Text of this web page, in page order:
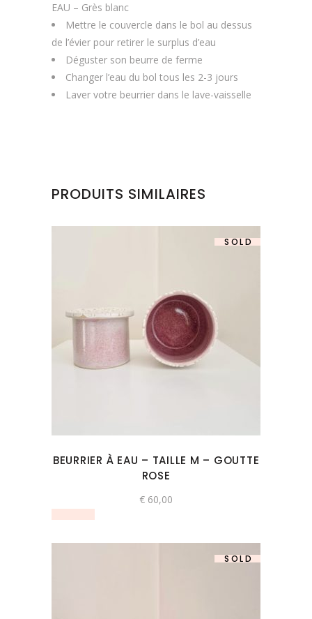
EAU – Grès blanc
Mettre le couvercle dans le bol au dessus
de l’évier pour retirer le surplus d’eau
Déguster son beurre de ferme
Changer l’eau du bol tous les 2-3 jours
Laver votre beurrier dans le lave-vaisselle
PRODUITS SIMILAIRES
SOLD
BEURRIER À EAU – TAILLE M – GOUTTE
ROSE
€ 60,00
SOLD